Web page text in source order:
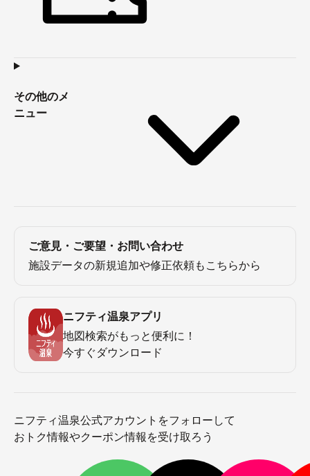
その他のメ
ニュー
ご意見・ご要望・お問い合わせ
施設データの新規追加や修正依頼もこちらから
ニフティ温泉アプリ
地図検索がもっと便利に！
今すぐダウンロード
ニフティ温泉公式アカウントをフォローして
おトク情報やクーポン情報を受け取ろう